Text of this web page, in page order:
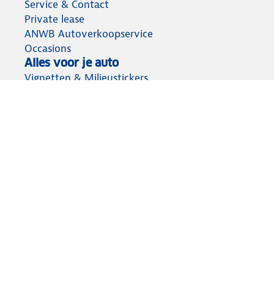
Service & Contact
Private lease
ANWB Autoverkoopservice
Occasions
Alles voor je auto
Vignetten & Milieustickers